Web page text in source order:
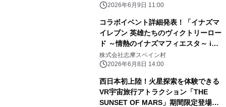
2026年6月9日 11:00
コラボイベント詳細発表！「イナズマ
イレブン 英雄たちのヴィクトリーロー
ド ～情熱のイナズマフィエスタ～ in
志摩スペイン村」 2026年7月4日
（土）～9月17日（木）
株式会社志摩スペイン村
2026年6月8日 14:00
西日本初上陸！火星探索を体験できる
VR宇宙旅行アトラクション「THE
SUNSET OF MARS」期間限定登場！